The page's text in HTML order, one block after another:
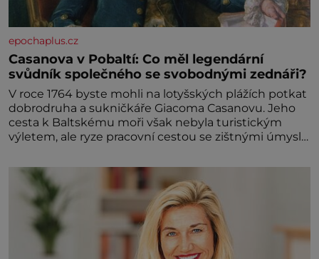
epochaplus.cz
Casanova v Pobaltí: Co měl legendární
svůdník společného se svobodnými zednáři?
V roce 1764 byste mohli na lotyšských plážích potkat
dobrodruha a sukničkáře Giacoma Casanovu. Jeho
cesta k Baltskému moři však nebyla turistickým
výletem, ale ryze pracovní cestou se zištnými úmysly.
procházel uličkami lotyšské Rigy? Casanova v Pobaltí
kontaktoval tamní zednářské lóže. Nebyl v této
oblasti žádným nováčkem, protože do zednářské